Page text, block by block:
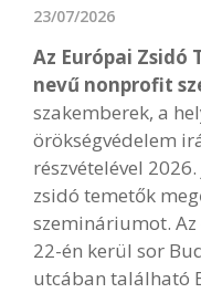
23/07/2026
Az Európai Zsidó
nevű nonprofit
szakemberek, a
örökségvédelem
részvételével
zsidó temetők
szemináriumot.
22-én kerül sor
utcában található